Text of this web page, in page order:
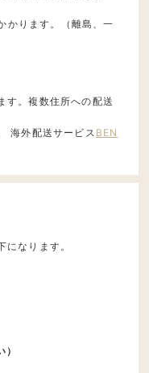
ります。（離島、一
す。複数住所への配送
海外配送サービス BEN
なります。